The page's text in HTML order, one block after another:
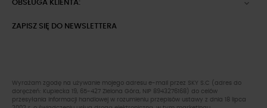
OBSŁUGA KLIENTA: 
ZAPISZ SIĘ DO NEWSLETTERA
Wyrażam zgodę na używanie mojego adresu e-mail przez SKY S.C (adres do
doręczeń: Kupiecka 19, 65-427 Zielona Góra, NIP 8943276168) do celów
przesyłania informacji handlowej w rozumieniu przepisów ustawy z dnia 18 lipca